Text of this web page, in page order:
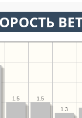
1.3
1.5
1.5